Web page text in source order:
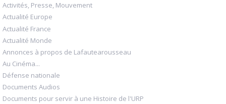
Activités, Presse, Mouvement
Actualité Europe
Actualité France
Actualité Monde
Annonces à propos de Lafautearousseau
Au Cinéma...
Défense nationale
Documents Audios
Documents pour servir à une Histoire de l'URP